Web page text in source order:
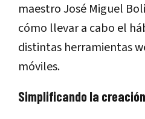
maestro José Miguel
cómo llevar a cabo el
distintas herramientas
móviles.
Simplificando la